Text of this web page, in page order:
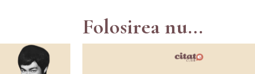
Folosirea nu...